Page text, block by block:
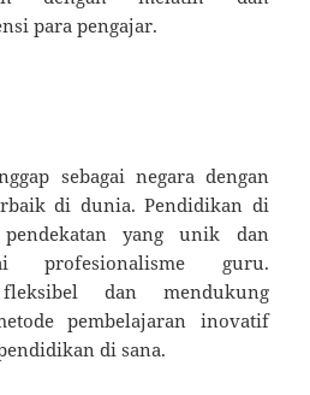
para pengajar.
sebagai negara dengan
di dunia. Pendidikan di
yang unik dan
profesionalisme guru.
dan mendukung
pembelajaran inovatif
di sana.